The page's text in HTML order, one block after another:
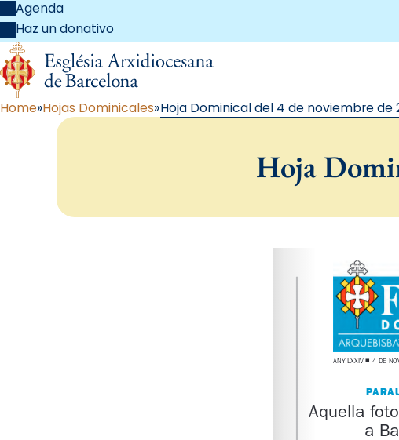
Agenda
Haz un donativo
Home Hojas Dominicales Hoja Dominical del 4 de noviembre de
Hoja